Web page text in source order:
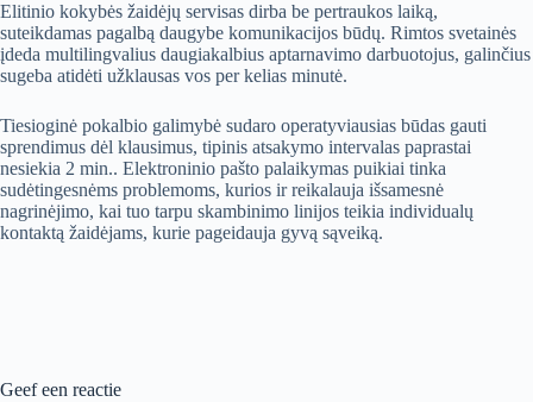
Elitinio kokybės žaidėjų servisas dirba be pertraukos laiką,
suteikdamas pagalbą daugybe komunikacijos būdų. Rimtos svetainės
įdeda multilingvalius daugiakalbius aptarnavimo darbuotojus, galinčius
sugeba atidėti užklausas vos per kelias minutė.
Tiesioginė pokalbio galimybė sudaro operatyviausias būdas gauti
sprendimus dėl klausimus, tipinis atsakymo intervalas paprastai
nesiekia 2 min.. Elektroninio pašto palaikymas puikiai tinka
sudėtingesnėms problemoms, kurios ir reikalauja išsamesnė
nagrinėjimo, kai tuo tarpu skambinimo linijos teikia individualų
kontaktą žaidėjams, kurie pageidauja gyvą sąveiką.
Geef een reactie